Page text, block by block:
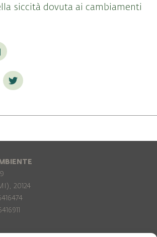
siccità dovuta ai cambiamenti
20124